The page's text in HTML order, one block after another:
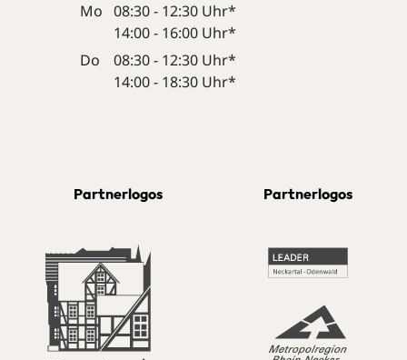
Mo 08:30 - 12:30 Uhr*
14:00 - 16:00 Uhr*
Do
08:30 - 12:30 Uhr*
14:00 - 18:30 Uhr*
Partnerlogos Partnerlogos